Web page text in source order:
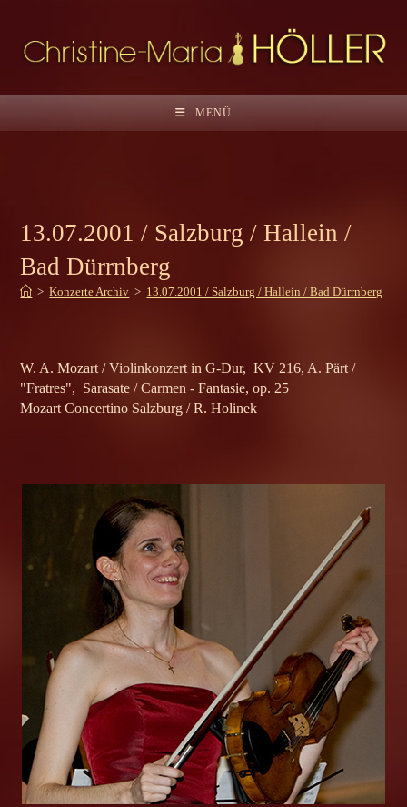
springen
MENÜ
13.07.2001 / Salzburg / Hallein /
Bad Dürrnberg
> Konzerte Archiv > 13.07.2001 / Salzburg / Hallein / Bad Dürrnberg
W. A. Mozart / Violinkonzert in G-Dur, KV 216, A. Pärt /
"Fratres", Sarasate / Carmen - Fantasie, op. 25
Mozart Concertino Salzburg / R. Holinek